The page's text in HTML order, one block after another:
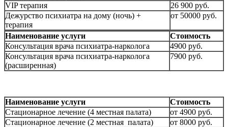
VIP терапия
26 900 руб.
Дежурство психиатра на дому (ночь) +
терапия
от 50000 руб.
Наименование услуги
Стоимость
Консультация врача психиатра-нарколога
4900 руб.
Консультация врача психиатра-нарколога
(расширенная)
7900 руб.
Наименование услуги
Стоимость
Стационарное лечение (4 местная палата)
от 4900 руб.
Стационарное лечение (2 местная палата)
от 8000 руб.